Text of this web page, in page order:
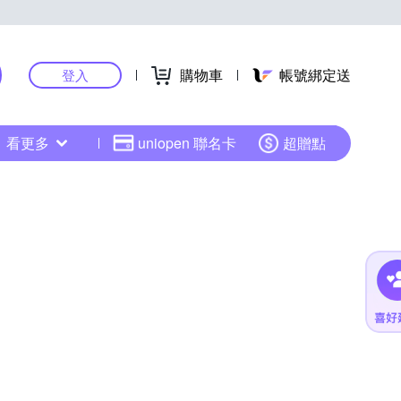
登入 購物車 帳號綁定送
看更多 uniopen 聯名卡 超贈點